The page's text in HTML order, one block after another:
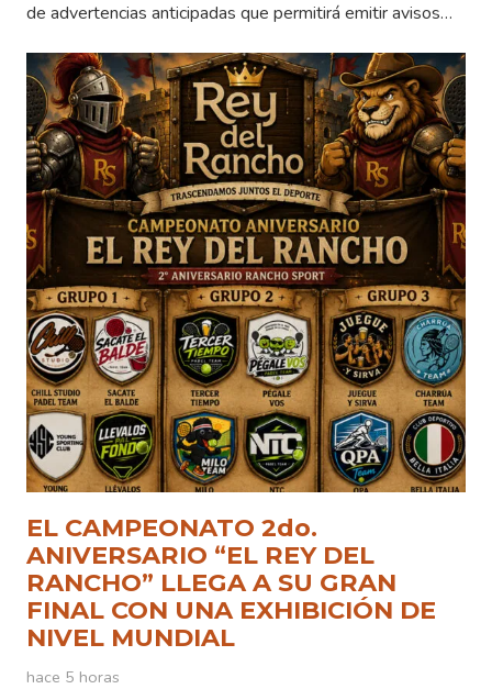
de advertencias anticipadas que permitirá emitir avisos…
EL CAMPEONATO 2do.
ANIVERSARIO “EL REY DEL
RANCHO” LLEGA A SU GRAN
FINAL CON UNA EXHIBICIÓN DE
NIVEL MUNDIAL
hace 5 horas